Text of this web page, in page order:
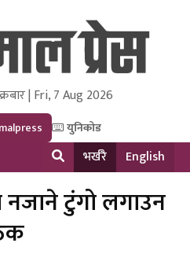
Research Pvt Ltd.
| Fri, 7 Aug 2026
युनिकोड
भर्खरै English
नजाने टुंगो लगाउन